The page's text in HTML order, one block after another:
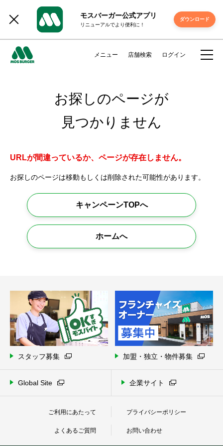
モスバーガー公式アプリ
リニューアルでより便利に！
ダウンロード
メニュー 店舗検索 ログイン
お探しのページが
見つかりません
URLが間違っているか、ページが存在しません。
お探しのページは移動もしくは削除された可能性があります。
キャンペーンTOPへ
ホームへ
スタッフ募集 加盟・独立・物件募集
Global Site 企業サイト
ご利用にあたって プライバシーポリシー
よくあるご質問 お問い合わせ